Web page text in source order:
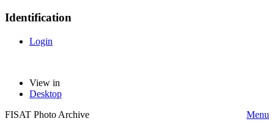
Identification
Login
View in
Desktop
FISAT Photo Archive
Menu